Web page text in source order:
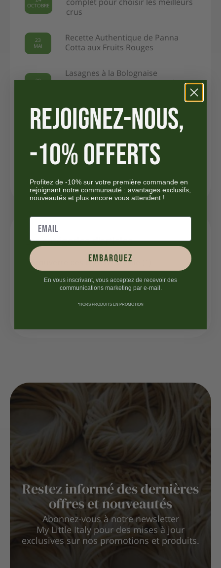
OCTOBRE
complet pour choisir les meilleurs
crus
23
MAI
Recette Authentique de Panna
Cotta aux Fruits Rouges
29
Lasagnes à la Bolognaise
Traditionnelles – Recette Facile et
29
AVRIL
Recette de Gnocchi au Pesto –
Dîner Italien Facile et Rapide
Recette Facile de Polenta
Crémeuse avec Caciocavallo |
Les catégories d'articles
Découverte des régions d'Italie
Gastronomie italienne(23)
Recettes italiennes(14)
Restez informé des dernières
offres et nouveautés
Abonnez-vous à notre newsletter
My Little Italy pour des mises à jour
exclusives sur nos promotions et produits.
REJOIGNEZ-NOUS,
-10% OFFERTS
Profitez de -10% sur votre première commande en
rejoignant notre communauté : avantages exclusifs,
nouveautés et plus encore vous attendent !
embarquez
En vous inscrivant, vous acceptez de recevoir des
communications marketing par e-mail.
*HORS PRODUITS EN PROMOTION